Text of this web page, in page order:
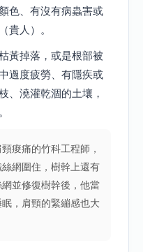
色、有沒有病蟲害或
貴人）。
黃掉落，或是根部被
過度疲勞、有隱疾或
、澆灌乾涸的土壤，
痠痛的竹科工程師，
網圍住，樹幹上還有
並修復樹幹後，他當
，肩頸的緊繃感也大